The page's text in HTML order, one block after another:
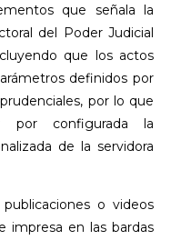
que señala la
del Poder Judicial
que los actos
definidos por
por lo que
por configurada la
de la servidora
o videos
impresa en las bardas